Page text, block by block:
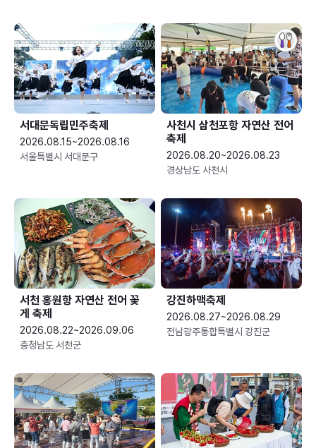
서대문독립민주축제
2026.08.15~2026.08.16
서울특별시 서대문구
사천시 삼천포항 자연산 전어
축제
2026.08.20~2026.08.23
경상남도 사천시
서천 홍원항 자연산 전어 꽃
게 축제
2026.08.22~2026.09.06
충청남도 서천군
강진하맥축제
2026.08.27~2026.08.29
전남광주통합특별시 강진군